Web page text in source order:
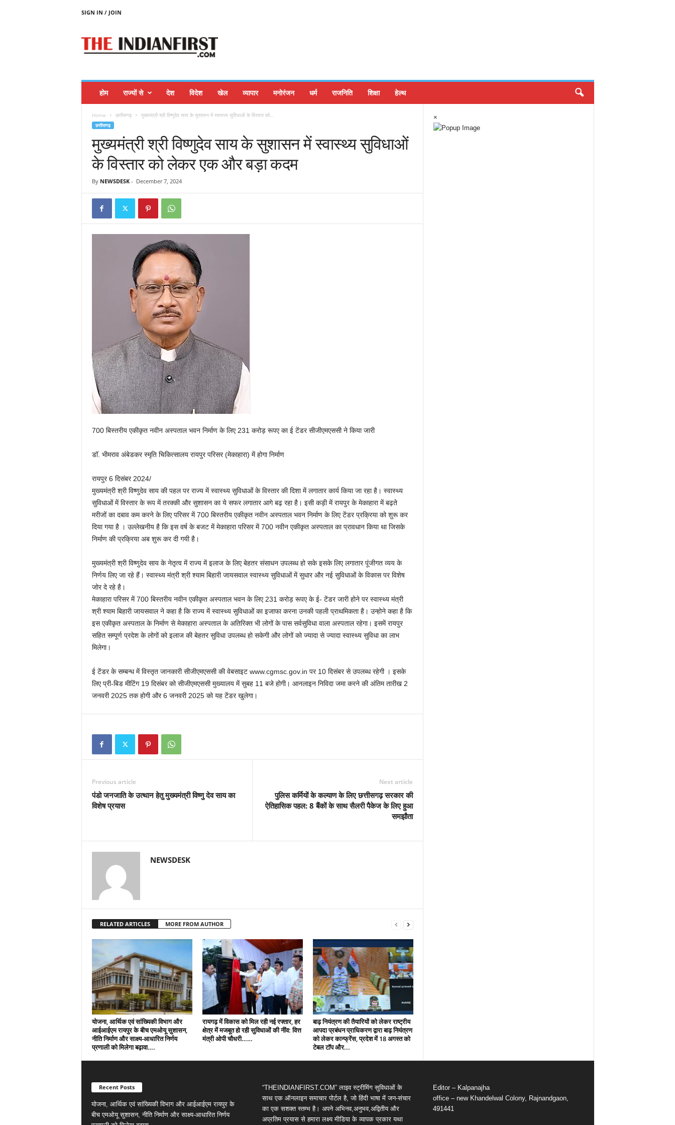
SIGN IN / JOIN
होम राज्यों से देश विदेश खेल व्यापार मनोरंजन धर्म राजनिति शिक्षा हेल्थ
Home छत्तीसगढ़ मुख्यमंत्री श्री विष्णुदेव साय के सुशासन में स्वास्थ्य सुविधाओं के विस्तार को...
छत्तीसगढ़
मुख्यमंत्री श्री विष्णुदेव साय के सुशासन में स्वास्थ्य सुविधाओं
के विस्तार को लेकर एक और बड़ा कदम
By NEWSDESK- December 7, 2024
700 बिस्तरीय एकीकृत नवीन अस्पताल भवन निर्माण के लिए 231 करोड़ रूपए का ई टेंडर सीजीएमएससी ने किया जारी
डॉ. भीमराव अंबेडकर स्मृति चिकित्सालय रायपुर परिसर (मेकाहारा) में होगा निर्माण
रायपुर 6 दिसंबर 2024/
मुख्यमंत्री श्री विष्णुदेव साय की पहल पर राज्य में स्वास्थ्य सुविधाओं के विस्तार की दिशा में लगातार कार्य किया जा रहा है। स्वास्थ्य
सुविधाओं में विस्तार के रूप में तरक्की और सुशासन का ये सफर लगातार आगे बढ़ रहा है। इसी कड़ी में रायपुर के मेकाहारा में बढ़ते
मरीजों का दबाव कम करने के लिए परिसर में 700 बिस्तरीय एकीकृत नवीन अस्पताल भवन निर्माण के लिए टेंडर प्रक्रिया को शुरू कर
दिया गया है । उल्लेखनीय है कि इस वर्ष के बजट में मेकाहारा परिसर में 700 नवीन एकीकृत अस्पताल का प्रावधान किया था जिसके
निर्माण की प्रक्रिया अब शुरू कर दी गयी है।
मुख्यमंत्री श्री विष्णुदेव साय के नेतृत्व में राज्य में इलाज के लिए बेहतर संसाधन उपलब्ध हो सके इसके लिए लगातार पूंजीगत व्यय के
निर्णय लिए जा रहे हैं। स्वास्थ्य मंत्री श्री श्याम बिहारी जायसवाल स्वास्थ्य सुविधाओं में सुधार और नई सुविधाओं के विकास पर विशेष
जोर दे रहे है।
मेकाहारा परिसर में 700 बिस्तरीय नवीन एकीकृत अस्पताल भवन के लिए 231 करोड़ रूपए के ई- टेंडर जारी होने पर स्वास्थ्य मंत्री
श्री श्याम बिहारी जायसवाल ने कहा है कि राज्य में स्वास्थ्य सुविधाओं का इजाफा करना उनकी पहली प्राथमिकता है। उन्होने कहा है कि
इस एकीकृत अस्पताल के निर्माण से मेकाहारा अस्पताल के अतिरिक्त भी लोगों के पास सर्वसुविधा वाला अस्पताल रहेगा। इसमें रायपुर
सहित सम्पूर्ण प्रदेश के लोगों को इलाज की बेहतर सुविधा उपलब्ध हो सकेगी और लोगों को ज्यादा से ज्यादा स्वास्थ्य सुविधा का लाभ
मिलेगा।
ई टेंडर के सम्बन्ध में विस्तृत जानकारी सीजीएमएससी की वेबसाइट www.cgmsc.gov.in पर 10 दिसंबर से उपलब्ध रहेगी । इसके
लिए प्री-बिड मीटिंग 19 दिसंबर को सीजीएमएससी मुख्यालय में सुबह 11 बजे होगी। आनलाइन निविदा जमा करने की अंतिम तारीख 2
जनवरी 2025 तक होगी और 6 जनवरी 2025 को यह टेंडर खुलेगा।
Previous article
पंडो जनजाति के उत्थान हेतु मुख्यमंत्री विष्णु देव साय का
विशेष प्रयास
Next article
पुलिस कर्मियों के कल्याण के लिए छत्तीसगढ़ सरकार की
ऐतिहासिक पहल: 8 बैंकों के साथ सैलरी पैकेज के लिए हुआ
समझौता
NEWSDESK
RELATED ARTICLES MORE FROM AUTHOR
योजना, आर्थिक एवं सांख्यिकी विभाग और
आईआईएम रायपुर के बीच एमओयू सुशासन,
नीति निर्माण और साक्ष्य-आधारित निर्णय
प्रणाली को मिलेगा बढ़ावा….
रायगढ़ में विकास को मिल रही नई रफ्तार, हर
क्षेत्र में मजबूत हो रही सुविधाओं की नींव: वित्त
मंत्री ओपी चौधरी……
बाढ़ नियंत्रण की तैयारियों को लेकर राष्ट्रीय
आपदा प्रबंधन प्राधिकरण द्वारा बाढ़ नियंत्रण
को लेकर कान्फ्रेंस, प्रदेश में 18 अगस्त को
टेबल टॉप और...
×
Recent Posts
योजना, आर्थिक एवं सांख्यिकी विभाग और आईआईएम रायपुर के
बीच एमओयू सुशासन, नीति निर्माण और साक्ष्य-आधारित निर्णय
“THEINDIANFIRST.COM” लाइव स्ट्रीमिंग सुविधाओं के
साथ एक ऑनलाइन समाचार पोर्टल है, जो हिंदी भाषा में जन-संचार
का एक सशक्त स्तम्भ है। अपने अभिनव,अनुभव,अद्वितीय और
अप्रतिम प्रयास से हमारा लक्ष्य मीडिया के व्यापक प्रकार यथा
Editor – Kalpanajha
office – new Khandelwal Colony, Rajnandgaon,
491441